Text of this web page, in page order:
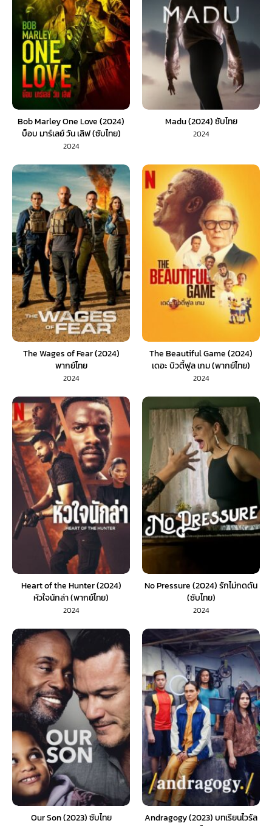
Bob Marley One Love (2024)
บ็อบ มาร์เลย์ วัน เลิฟ (ซับไทย)
2024
Madu (2024) ซับไทย
2024
The Wages of Fear (2024)
พากย์ไทย
2024
The Beautiful Game (2024)
เดอะ บิวตี้ฟูล เกม (พากย์ไทย)
2024
Heart of the Hunter (2024)
หัวใจนักล่า (พากย์ไทย)
2024
No Pressure (2024) รักไม่กดดัน
(ซับไทย)
2024
Our Son (2023) ซับไทย
Andragogy (2023) บทเรียนไวรัล